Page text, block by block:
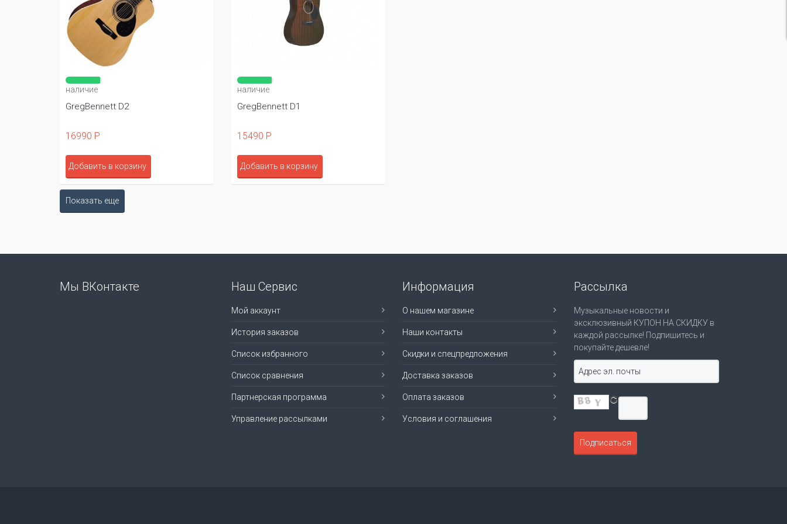
наличие
GregBennett D1
15490 Р
Добавить в корзину
наличие
GregBennett D2
16990 Р
Добавить в корзину
Показать еще
Мы ВКонтакте Наш Сервис
Мой аккаунт
История заказов
Список избранного
Список сравнения
Партнерская программа
Управление рассылками
Информация
О нашем магазине
Наши контакты
Скидки и спецпредложения
Доставка заказов
Оплата заказов
Условия и соглашения
Рассылка
Музыкальные новости и
эксклюзивный КУПОН НА СКИДКУ в
каждой рассылке! Подпишитесь и
покупайте дешевле!